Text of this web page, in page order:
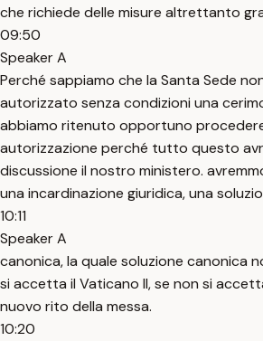
che richiede delle misure altrettanto
09:50
Speaker A
Perché sappiamo che la Santa Sede
autorizzato senza condizioni una
abbiamo ritenuto opportuno
autorizzazione perché tutto questo
discussione il nostro ministero.
una incardinazione giuridica, una
10:11
Speaker A
canonica, la quale soluzione canonica
si accetta il Vaticano II, se non si
nuovo rito della messa.
10:20